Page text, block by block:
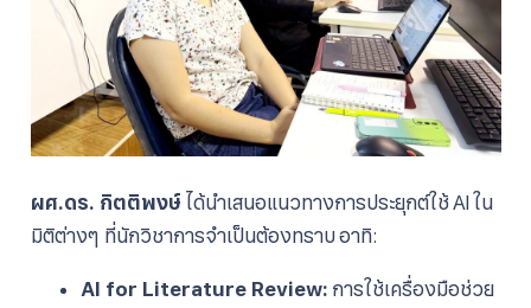
ผศ.ดร. กิตติพงษ์ ได้นำเสนอแนวทางการประยุกต์ใช้ AI ใน
มิติต่างๆ ที่นักวิชาการจำเป็นต้องทราบ อาทิ:
AI for Literature Review: การใช้เครื่องมือช่วย